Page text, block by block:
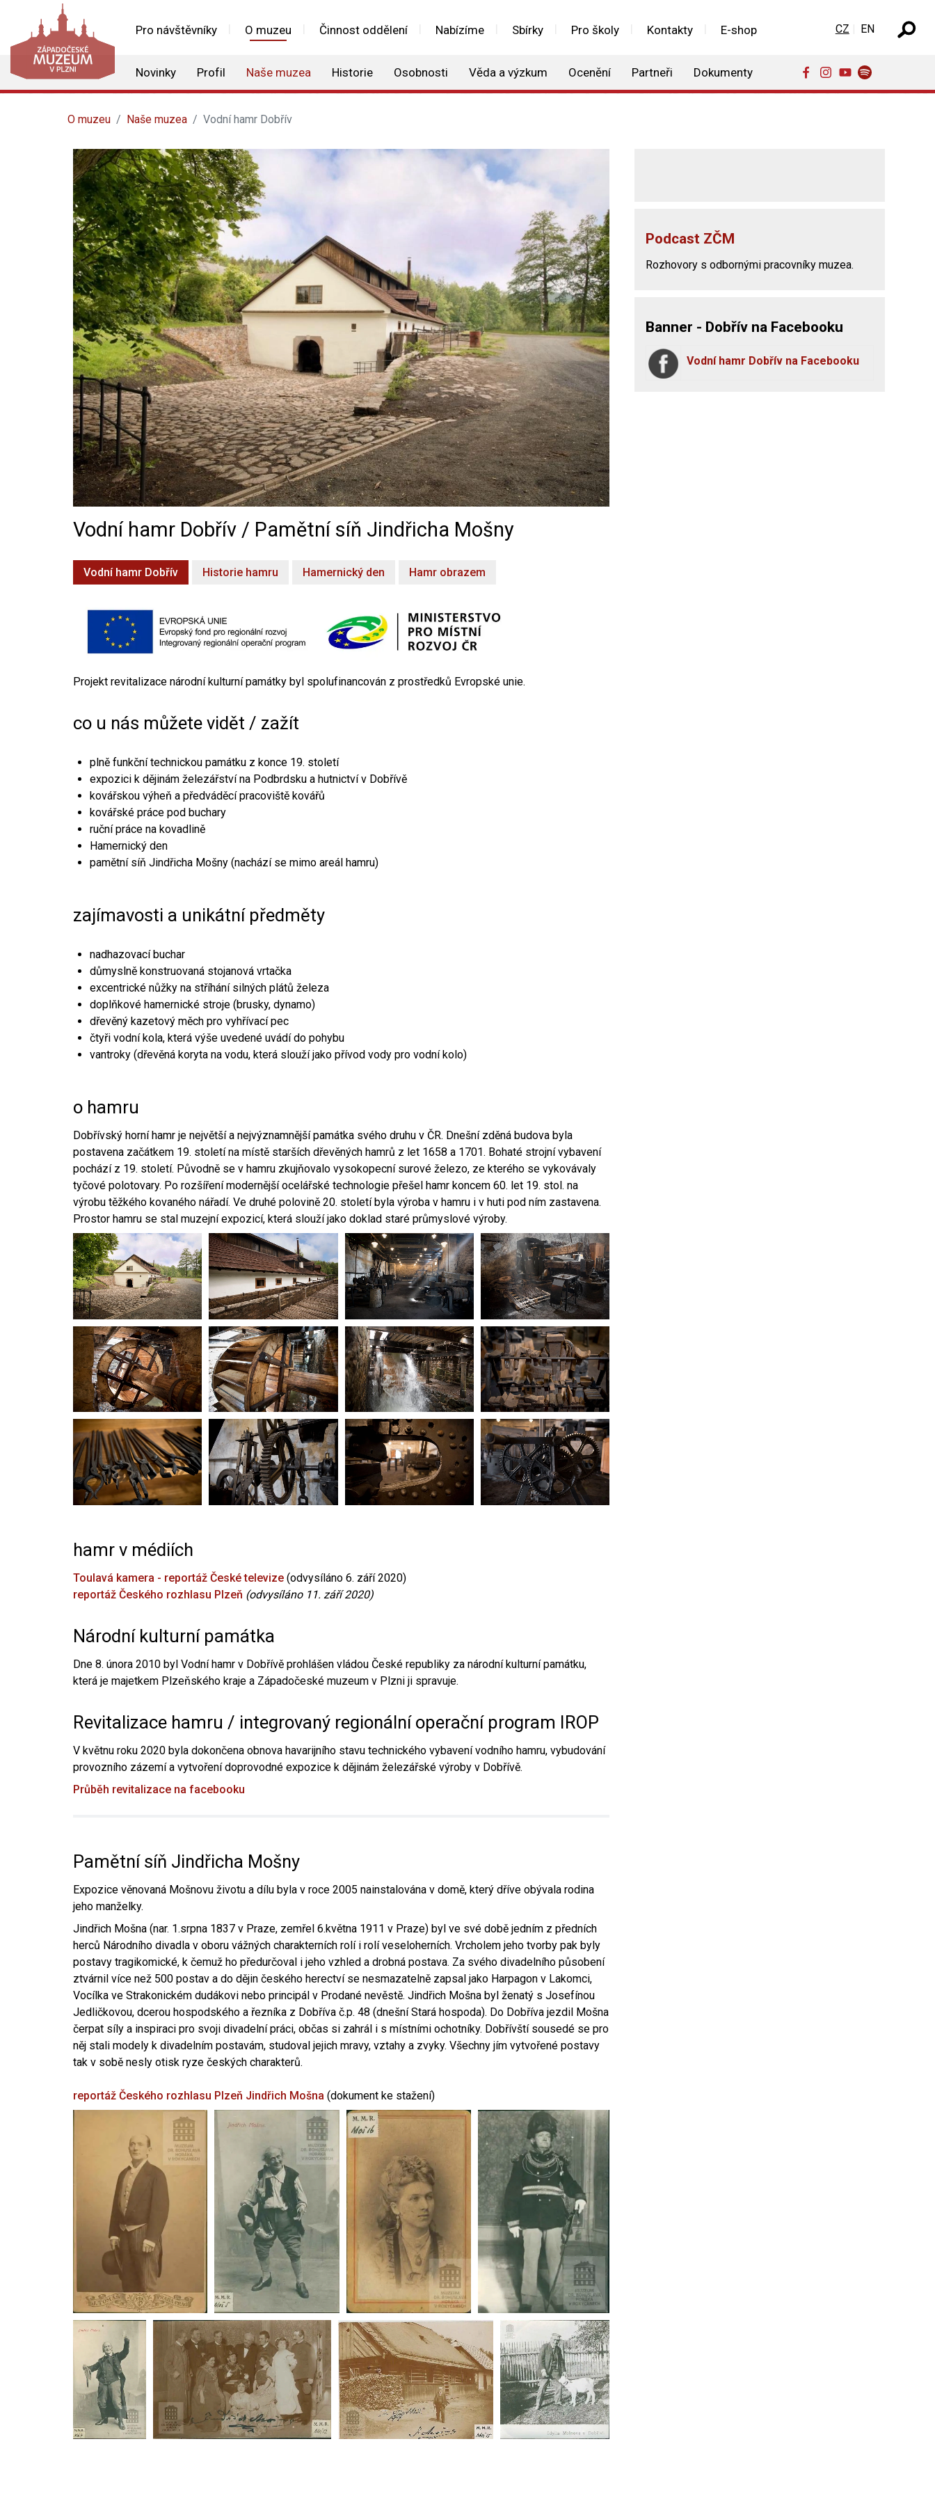
Pro návštěvníky O muzeu Činnost oddělení Nabízíme Sbírky Pro školy Kontakty E-shop
Novinky Profil Naše muzea Historie Osobnosti Věda a výzkum Ocenění Partneři Dokumenty
Zvolte jazyk
CZ EN
O muzeu Naše muzea Vodní hamr Dobřív
Vodní hamr Dobřív / Pamětní síň Jindřicha Mošny
Vodní hamr Dobřív Historie hamru Hamernický den Hamr obrazem
Projekt revitalizace národní kulturní památky byl spolufinancován z prostředků Evropské unie.
co u nás můžete vidět / zažít
plně funkční technickou památku z konce 19. století
expozici k dějinám železářství na Podbrdsku a hutnictví v Dobřívě
kovářskou výheň a předváděcí pracoviště kovářů
kovářské práce pod buchary
ruční práce na kovadlině
Hamernický den
pamětní síň Jindřicha Mošny (nachází se mimo areál hamru)
zajímavosti a unikátní předměty
nadhazovací buchar
důmyslně konstruovaná stojanová vrtačka
excentrické nůžky na stříhání silných plátů železa
doplňkové hamernické stroje (brusky, dynamo)
dřevěný kazetový měch pro vyhřívací pec
čtyři vodní kola, která výše uvedené uvádí do pohybu
vantroky (dřevěná koryta na vodu, která slouží jako přívod vody pro vodní kolo)
o hamru
Dobřívský horní hamr je největší a nejvýznamnější památka svého druhu v ČR. Dnešní zděná budova byla
postavena začátkem 19. století na místě starších dřevěných hamrů z let 1658 a 1701. Bohaté strojní vybavení
pochází z 19. století. Původně se v hamru zkujňovalo vysokopecní surové železo, ze kterého se vykovávaly
tyčové polotovary. Po rozšíření modernější ocelářské technologie přešel hamr koncem 60. let 19. stol. na
výrobu těžkého kovaného nářadí. Ve druhé polovině 20. století byla výroba v hamru i v huti pod ním zastavena.
Prostor hamru se stal muzejní expozicí, která slouží jako doklad staré průmyslové výroby.
hamr v médiích
Toulavá kamera - reportáž České televize (odvysíláno 6. září 2020)
reportáž Českého rozhlasu Plzeň (odvysíláno 11. září 2020)
Národní kulturní památka
Dne 8. února 2010 byl Vodní hamr v Dobřívě prohlášen vládou České republiky za národní kulturní památku,
která je majetkem Plzeňského kraje a Západočeské muzeum v Plzni ji spravuje.
Revitalizace hamru / integrovaný regionální operační program IROP
V květnu roku 2020 byla dokončena obnova havarijního stavu technického vybavení vodního hamru, vybudování
provozního zázemí a vytvoření doprovodné expozice k dějinám železářské výroby v Dobřívě.
Průběh revitalizace na facebooku
Pamětní síň Jindřicha Mošny
Expozice věnovaná Mošnovu životu a dílu byla v roce 2005 nainstalována v domě, který dříve obývala rodina
jeho manželky.
Jindřich Mošna (nar. 1.srpna 1837 v Praze, zemřel 6.května 1911 v Praze) byl ve své době jedním z předních
herců Národního divadla v oboru vážných charakterních rolí i rolí veseloherních. Vrcholem jeho tvorby pak byly
postavy tragikomické, k čemuž ho předurčoval i jeho vzhled a drobná postava. Za svého divadelního působení
ztvárnil více než 500 postav a do dějin českého herectví se nesmazatelně zapsal jako Harpagon v Lakomci,
Vocílka ve Strakonickém dudákovi nebo principál v Prodané nevěstě. Jindřich Mošna byl ženatý s Josefínou
Jedličkovou, dcerou hospodského a řezníka z Dobříva č.p. 48 (dnešní Stará hospoda). Do Dobříva jezdil Mošna
čerpat síly a inspiraci pro svoji divadelní práci, občas si zahrál i s místními ochotníky. Dobřívští sousedé se pro
něj stali modely k divadelním postavám, studoval jejich mravy, vztahy a zvyky. Všechny jím vytvořené postavy
tak v sobě nesly otisk ryze českých charakterů.
reportáž Českého rozhlasu Plzeň Jindřich Mošna (dokument ke stažení)
Podcast ZČM
Rozhovory s odbornými pracovníky muzea.
Banner - Dobřív na Facebooku
Vodní hamr Dobřív na Facebooku